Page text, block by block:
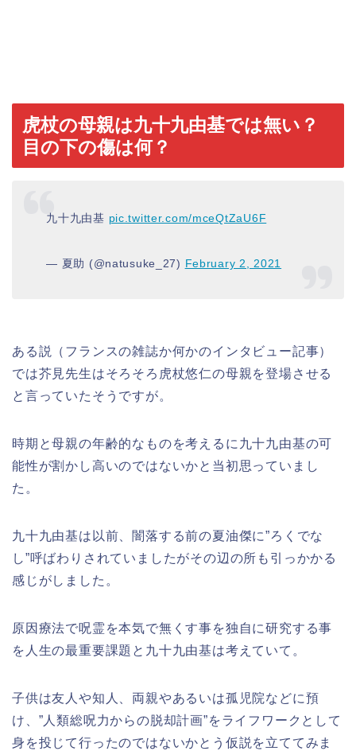
虎杖の母親は九十九由基では無い？
目の下の傷は何？
九十九由基 pic.twitter.com/mceQtZaU6F
— 夏助 (@natusuke_27) February 2, 2021
ある説（フランスの雑誌か何かのインタビュー記事）
では芥見先生はそろそろ虎杖悠仁の母親を登場させる
と言っていたそうですが。
時期と母親の年齢的なものを考えるに九十九由基の可
能性が割かし高いのではないかと当初思っていまし
た。
九十九由基は以前、闇落する前の夏油傑に”ろくでな
し”呼ばわりされていましたがその辺の所も引っかかる
感じがしました。
原因療法で呪霊を本気で無くす事を独自に研究する事
を人生の最重要課題と九十九由基は考えていて。
子供は友人や知人、両親やあるいは孤児院などに預
け、”人類総呪力からの脱却計画”をライフワークとして
身を投じて行ったのではないかとう仮説を立ててみま